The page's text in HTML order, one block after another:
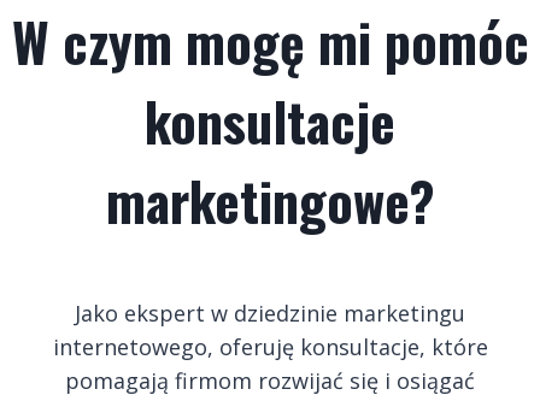
W czym mogę mi pomóc
konsultacje
marketingowe?
Jako ekspert w dziedzinie marketingu
internetowego, oferuję konsultacje, które
pomagają firmom rozwijać się i osiągać